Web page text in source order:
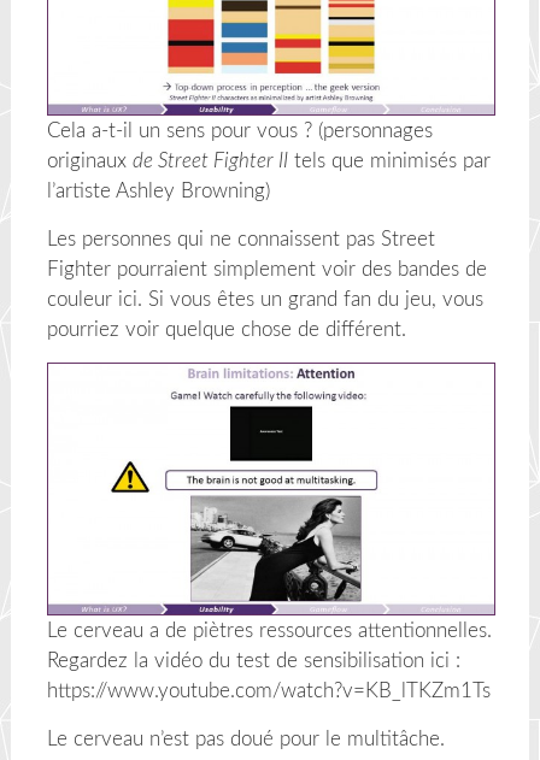
Cela a-t-il un sens pour vous ? (personnages
originaux de Street Fighter IItels que minimisés par
l’artiste Ashley Browning)
Les personnes qui ne connaissent pas Street
Fighter pourraient simplement voir des bandes de
couleur ici. Si vous êtes un grand fan du jeu, vous
pourriez voir quelque chose de différent.
Le cerveau a de piètres ressources attentionnelles.
Regardez la vidéo du test de sensibilisation ici :
https://www.youtube.com/watch?v=KB_lTKZm1Ts
Le cerveau n’est pas doué pour le multitâche.